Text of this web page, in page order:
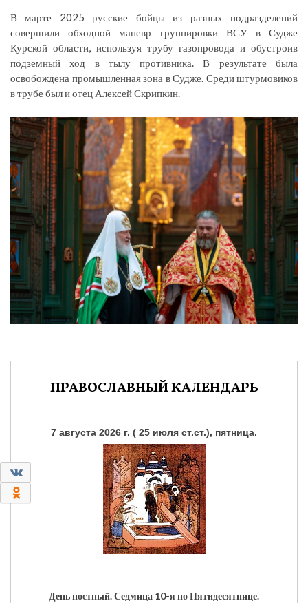
В марте 2025 русские бойцы из разных подразделений
совершили обходной маневр группировки ВСУ в Судже
Курской области, используя трубу газопровода и обустроив
подземный ход в тылу противника. В результате была
освобождена промышленная зона в Судже. Среди штурмовиков
в трубе был и отец Алексей Скрипкин.
ПРАВОСЛАВНЫЙ КАЛЕНДАРЬ
7 августа 2026 г. ( 25 июля ст.ст.), пятница.
День постный.Седмица 10-я по Пятидесятнице.